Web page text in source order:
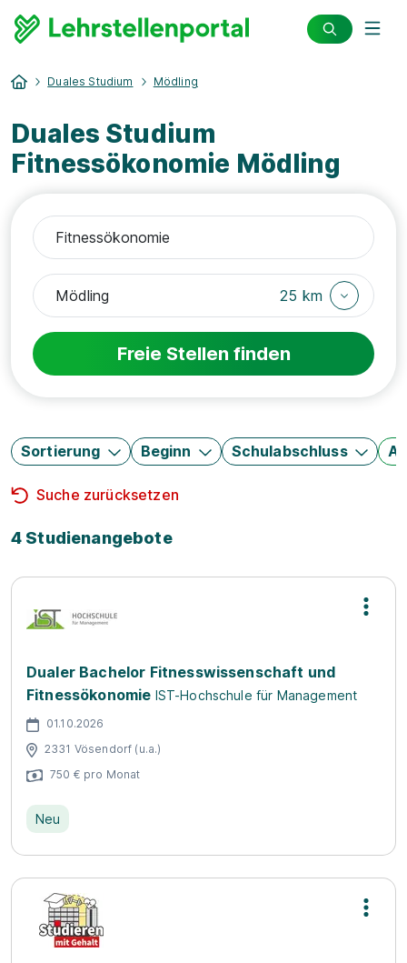
Duales Studium Mödling
Duales Studium
Fitnessökonomie Mödling
25 km
Freie Stellen finden
Sortierung Beginn Schulabschluss
Suche zurücksetzen
4 Studienangebote
Dualer Bachelor Fitnesswissenschaft und
Fitnessökonomie IST-Hochschule für Management
01.10.2026
2331 Vösendorf (u.a.)
750 € pro Monat
Neu